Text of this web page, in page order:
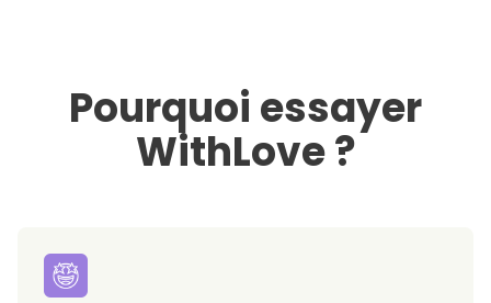
Pourquoi essayer
WithLove ?